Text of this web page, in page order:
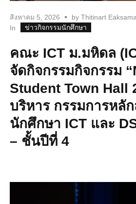
สิงหาคม 5, 2026 by Thitinart
In
ข่าวกิจกรรมนักศึกษา
คณะ ICT ม.มหิดล
จัดกิจกรรมกิจกรรม
Student Town Hall
บริหาร กรรมการหลั
นักศึกษา ICT และ
– ชั้นปีที่ 4